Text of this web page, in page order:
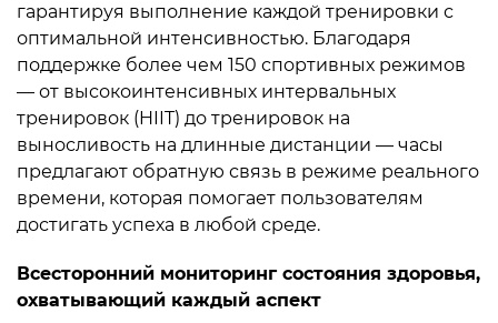
гарантируя выполнение каждой тренировки с
оптимальной интенсивностью. Благодаря
поддержке более чем 150 спортивных режимов
— от высокоинтенсивных интервальных
тренировок (HIIT) до тренировок на
выносливость на длинные дистанции — часы
предлагают обратную связь в режиме реального
времени, которая помогает пользователям
достигать успеха в любой среде.
Всесторонний мониторинг состояния здоровья,
охватывающий каждый аспект